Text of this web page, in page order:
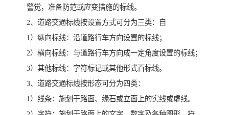
警觉，准备防范或应变措施的标线。
2、道路交通标线按设置方式可分为三类：自
1）纵向标线：沿道路行车方向设置的标线；
2）横向标线：与道路行车方向成一定角度设置的标线；
3）其他标线：字符标记或其他形式百标线。
3、道路交通标线按形态可分为四类：
1）线条：施划于路面、缘石或立面上的实线或虚线。